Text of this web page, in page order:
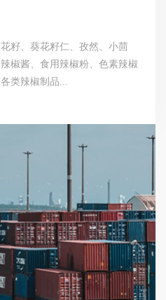
籽、葵花籽仁、孜然、小茴
椒酱、食用辣椒粉、色素辣椒
类辣椒制品...